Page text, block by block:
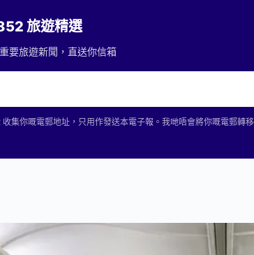
旅遊精選
要旅遊新聞，直送你信箱
集你嘅電郵地址，只用作發送本電子報。我哋唔會將你嘅電郵轉